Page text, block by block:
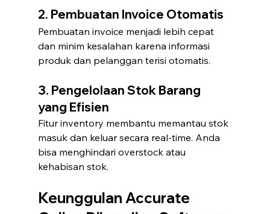
2. Pembuatan Invoice Otomatis
Pembuatan invoice menjadi lebih cepat
dan minim kesalahan karena informasi
produk dan pelanggan terisi otomatis.
3. Pengelolaan Stok Barang
yang Efisien
Fitur inventory membantu memantau stok
masuk dan keluar secara real-time. Anda
bisa menghindari overstock atau
kehabisan stok.
Keunggulan Accurate